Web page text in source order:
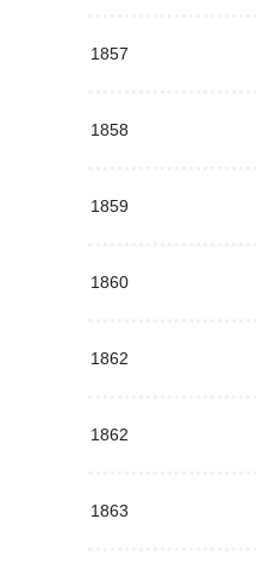
1857
1858
1859
1860
1862
1862
1863